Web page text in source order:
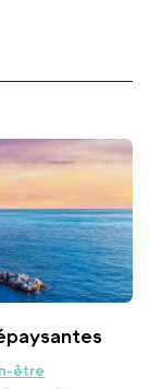
être